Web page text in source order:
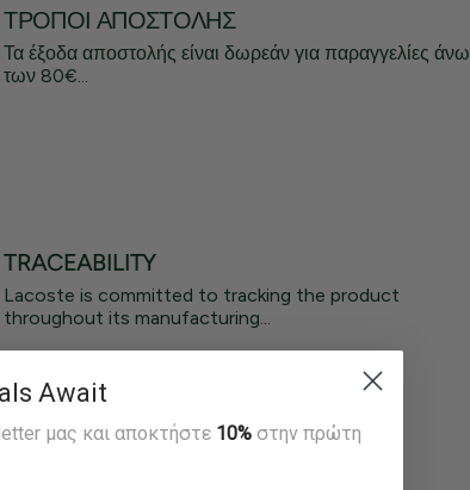
ΤΡΌΠΟΙ ΑΠΟΣΤΟΛΉΣ
Τα έξοδα αποστολής είναι δωρεάν για παραγγελίες άνω
των 80€...
TRACEABILITY
Lacoste is committed to tracking the product
throughout its manufacturing...
Await
μας και αποκτήστε 10% στην πρώτη